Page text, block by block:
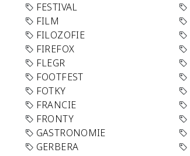
FESTIVAL
FILM
FILOZOFIE
FIREFOX
FLEGR
FOOTFEST
FOTKY
FRANCIE
FRONTY
GASTRONOMIE
GERBERA